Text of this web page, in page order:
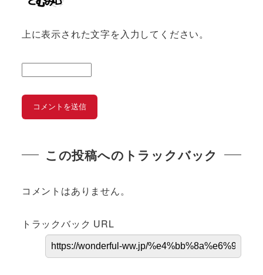
上に表示された文字を入力してください。
この投稿へのトラックバック
コメントはありません。
トラックバック URL